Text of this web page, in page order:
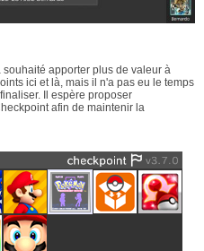
apporter plus de valeur à
ici et là, mais il n'a pas eu le temps
Il espère proposer
afin de maintenir la